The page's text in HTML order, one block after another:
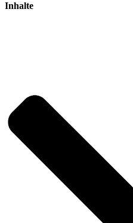
Inhalte